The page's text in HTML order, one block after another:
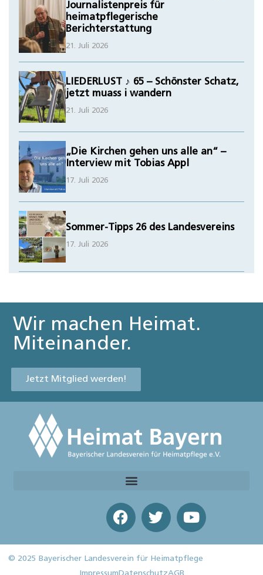
Journalistenpreis für
heimatpflegerische
Berichterstattung
21. Juli 2026
LIEDERLUST ♪ 65 – Schönster Schatz,
jetzt muass i wandern
21. Juli 2026
„Die Kirchen gehen uns alle an“ –
Interview mit Tobias Appl
17. Juli 2026
Sommer-Tipps 26 des Landesvereins
17. Juli 2026
Wir machen Heimat.
Miteinander.
Jetzt Mitglied werden!
© 2025 Bayerischer Landesverein für Heimatpflege